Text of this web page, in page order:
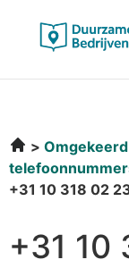
+31 10 318 02
+31 10